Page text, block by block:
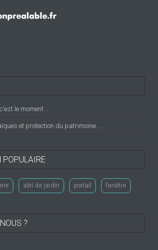
le moment ...
et protection du patrimoine ...
POPULAIRE
abri de jardin portail fenêtre
?